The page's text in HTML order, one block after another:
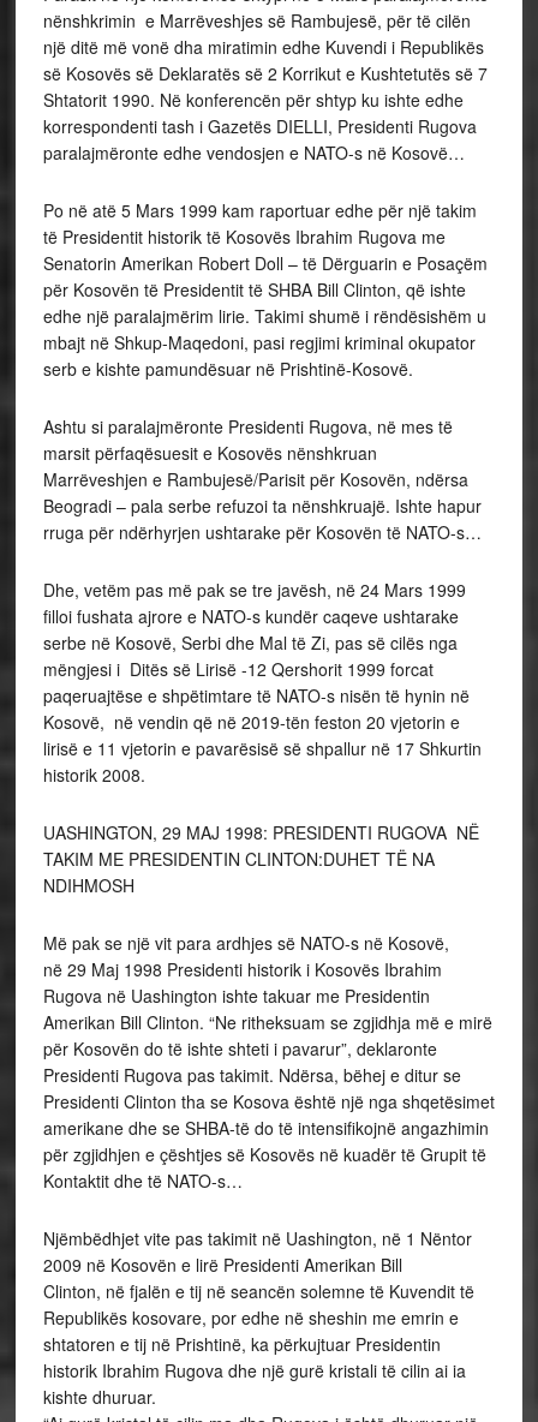
nënshkrimin e Marrëveshjes së Rambujesë, për të cilën
një ditë më vonë dha miratimin edhe Kuvendi i Republikës
së Kosovës së Deklaratës së 2 Korrikut e Kushtetutës së 7
Shtatorit 1990. Në konferencën për shtyp ku ishte edhe
korrespondenti tash i Gazetës DIELLI, Presidenti Rugova
paralajmëronte edhe vendosjen e NATO-s në Kosovë…
Po në atë 5 Mars 1999 kam raportuar edhe për një takim
të Presidentit historik të Kosovës Ibrahim Rugova me
Senatorin Amerikan Robert Doll – të Dërguarin e Posaçëm
për Kosovën të Presidentit të SHBA Bill Clinton, që ishte
edhe një paralajmërim lirie. Takimi shumë i rëndësishëm u
mbajt në Shkup-Maqedoni, pasi regjimi kriminal okupator
serb e kishte pamundësuar në Prishtinë-Kosovë.
Ashtu si paralajmëronte Presidenti Rugova, në mes të
marsit përfaqësuesit e Kosovës nënshkruan
Marrëveshjen e Rambujesë/Parisit për Kosovën, ndërsa
Beogradi – pala serbe refuzoi ta nënshkruajë. Ishte hapur
rruga për ndërhyrjen ushtarake për Kosovën të NATO-s…
Dhe, vetëm pas më pak se tre javësh, në 24 Mars 1999
filloi fushata ajrore e NATO-s kundër caqeve ushtarake
serbe në Kosovë, Serbi dhe Mal të Zi, pas së cilës nga
mëngjesi i Ditës së Lirisë -12 Qershorit 1999 forcat
paqeruajtëse e shpëtimtare të NATO-s nisën të hynin në
Kosovë, në vendin që në 2019-tën feston 20 vjetorin e
lirisë e 11 vjetorin e pavarësisë së shpallur në 17 Shkurtin
historik 2008.
UASHINGTON, 29 MAJ 1998: PRESIDENTI RUGOVA NË
TAKIM ME PRESIDENTIN CLINTON:DUHET TË NA
NDIHMOSH
Më pak se një vit para ardhjes së NATO-s në Kosovë,
në 29 Maj 1998 Presidenti historik i Kosovës Ibrahim
Rugova në Uashington ishte takuar me Presidentin
Amerikan Bill Clinton. “Ne ritheksuam se zgjidhja më e mirë
për Kosovën do të ishte shteti i pavarur”, deklaronte
Presidenti Rugova pas takimit. Ndërsa, bëhej e ditur se
Presidenti Clinton tha se Kosova është një nga shqetësimet
amerikane dhe se SHBA-të do të intensifikojnë angazhimin
për zgjidhjen e çështjes së Kosovës në kuadër të Grupit të
Kontaktit dhe të NATO-s…
Njëmbëdhjet vite pas takimit në Uashington, në 1 Nëntor
2009 në Kosovën e lirë Presidenti Amerikan Bill
Clinton, në fjalën e tij në seancën solemne të Kuvendit të
Republikës kosovare, por edhe në sheshin me emrin e
shtatoren e tij në Prishtinë, ka përkujtuar Presidentin
historik Ibrahim Rugova dhe një gurë kristali të cilin ai ia
kishte dhuruar.